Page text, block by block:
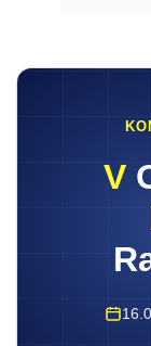
V